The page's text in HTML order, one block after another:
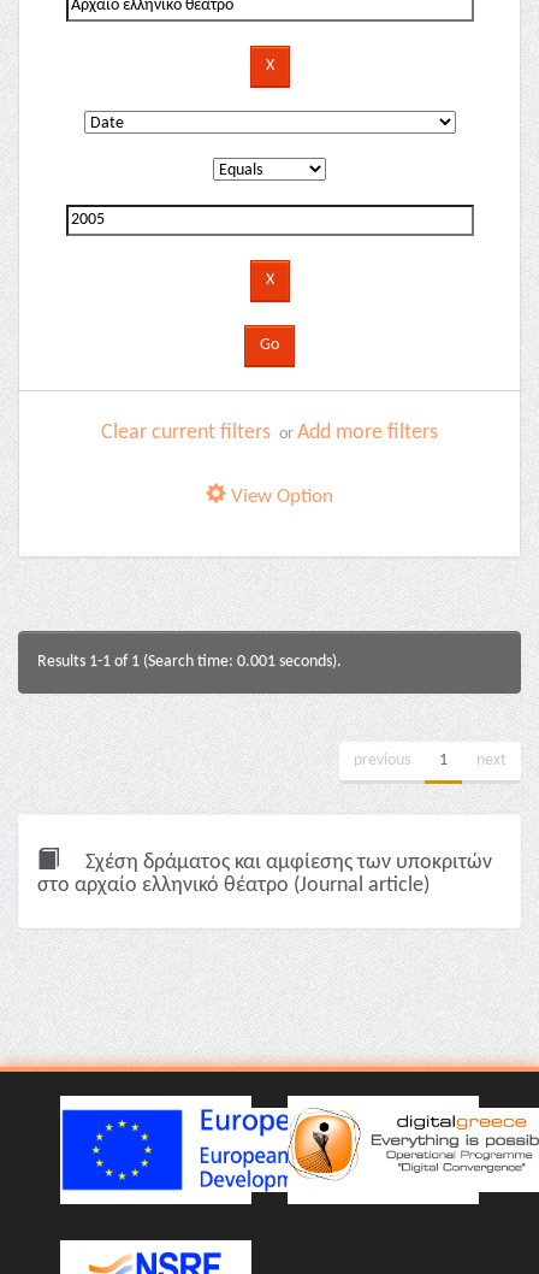
Clear current filters or Add more filters
View Option
Results 1-1 of 1 (Search time: 0.001 seconds).
previous 1 next
Σχέση δράματος και αμφίεσης των υποκριτών
στο αρχαίο ελληνικό θέατρο (Journal article)